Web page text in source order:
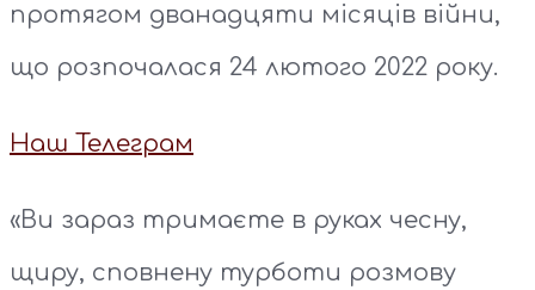
протягом дванадцяти місяців війни,
що розпочалася 24 лютого 2022 року.
Наш Телеграм
«Ви зараз тримаєте в руках чесну,
щиру, сповнену турботи розмову